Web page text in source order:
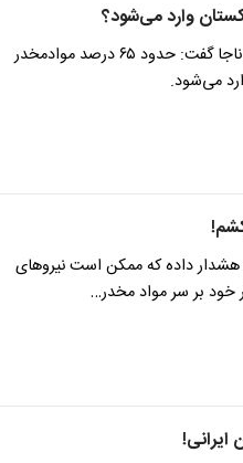
وارد می‌شود؟
رئیس پلیس مبارزه با مواد مخدر ناجا گفت: حدود ۶۵ درصد موادمخدر
می‌شود.
داده که ممکن است نیروهای
خود بر سر مواد مخدر…
ایرانی!